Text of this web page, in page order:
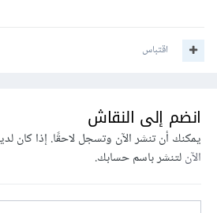
اقتباس
انضم إلى النقاش
يمكنك أن تنشر الآن وتسجل لاحقًا. إذا كان
الآنلتنشر باسم حسابك.